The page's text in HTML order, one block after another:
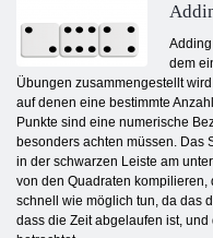
dem
Übungen zusammengestellt
auf denen eine bestimmte
Punkte sind eine numerische
besonders achten müssen. Das
in der schwarzen Leiste am
von den Quadraten
schnell wie möglich tun, da das
dass die Zeit abgelaufen ist,